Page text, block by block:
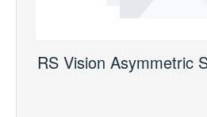
RS Vision Asymmetric